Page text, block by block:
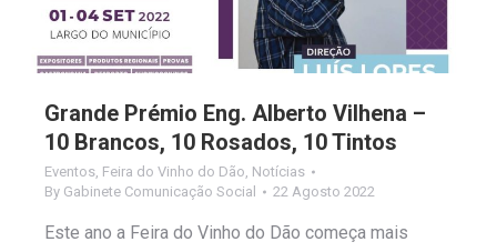
Grande Prémio Eng. Alberto Vilhena –
10 Brancos, 10 Rosados, 10 Tintos
Eventos Feira do Vinho do Dão Notícias
By Gabinete Comunicação Social 22 Agosto 2022
Este ano a Feira do Vinho do Dão começa mais